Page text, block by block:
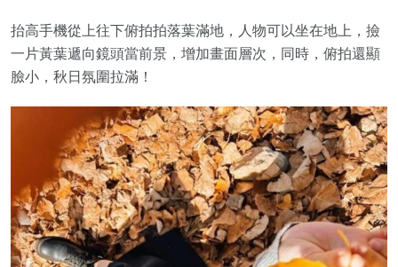
抬高手機從上往下俯拍拍落葉滿地，人物可以坐在地上，撿
一片黃葉遞向鏡頭當前景，增加畫面層次，同時，俯拍還顯
臉小，秋日氛圍拉滿！